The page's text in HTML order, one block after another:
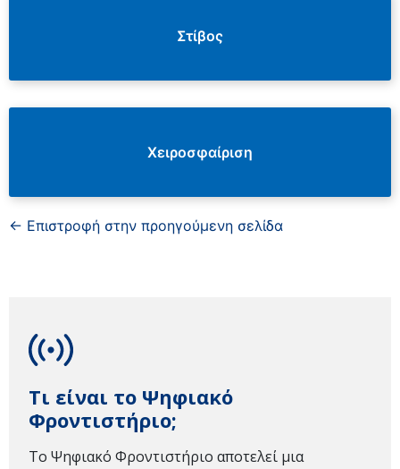
Στίβος
Χειροσφαίριση
← Επιστροφή στην προηγούμενη σελίδα
Τι είναι το Ψηφιακό
Φροντιστήριο;
Το Ψηφιακό Φροντιστήριο αποτελεί μια